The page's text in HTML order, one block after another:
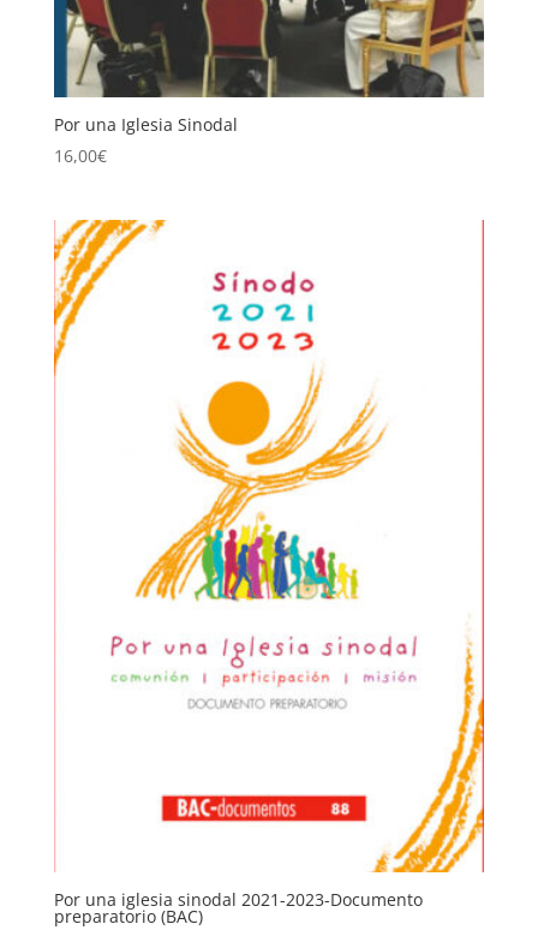
Por una Iglesia Sinodal
16,00€
Por una iglesia sinodal 2021-2023-Documento
preparatorio (BAC)